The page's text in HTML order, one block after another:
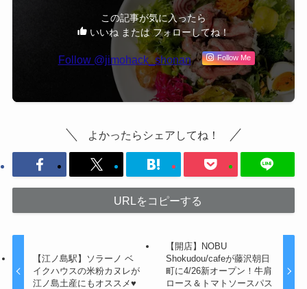
この記事が気に入ったら
いいね または フォローしてね！
Follow @jimohack_shonan Follow Me
よかったらシェアしてね！
URLをコピーする
【江ノ島駅】ソラーノ ベ
イクハウスの米粉カヌレが
江ノ島土産にもオススメ♥
【開店】NOBU
Shokudou/cafeが藤沢朝日
町に4/26新オープン！牛肩
ロース＆トマトソースパス